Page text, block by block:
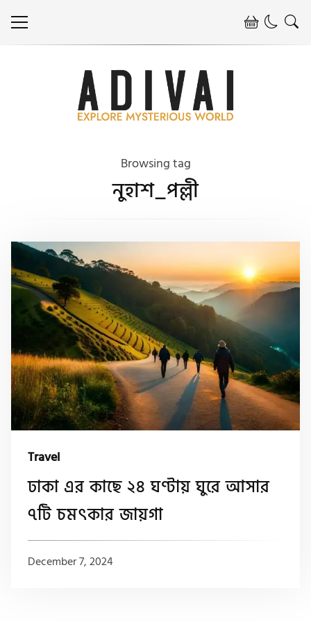
Browsing tag
নুহাশ_পল্লী
Travel
ঢাকা এর কাছে ২৪ ঘণ্টায় ঘুরে আসার
৭টি চমৎকার জায়গা
December 7, 2024